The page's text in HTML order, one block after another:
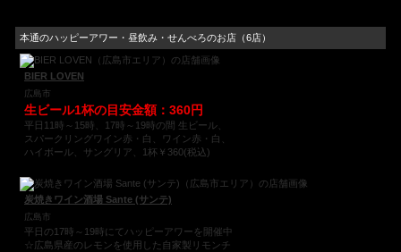
本通のハッピーアワー・昼飲み・せんべろのお店（6店）
BIER LOVEN
広島市
生ビール1杯の目安金額：360円
平日11時～15時、17時～19時の間 生ビール、
スパークリングワイン赤・白、ワイン赤・白、
ハイボール、サングリア、1杯￥360(税込)
炭焼きワイン酒場 Sante (サンテ)
広島市
平日の17時～19時にてハッピーアワーを開催中
☆広島県産のレモンを使用した自家製リモンチ